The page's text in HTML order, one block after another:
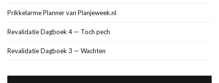
Prikkelarme Planner van Planjeweek.nl
Revalidatie Dagboek 4 — Toch pech
Revalidatie Dagboek 3 — Wachten